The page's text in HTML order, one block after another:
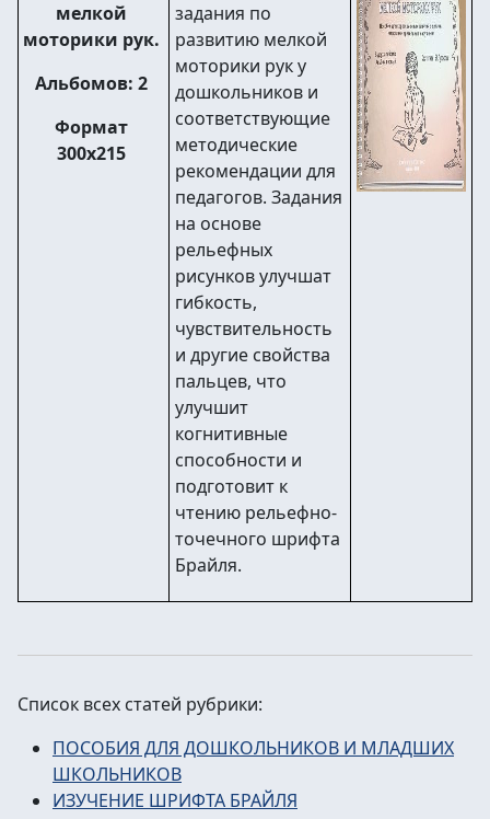
мелкой
моторики рук.
Альбомов: 2
Формат
300х215
задания по
развитию мелкой
моторики рук у
дошкольников и
соответствующие
методические
рекомендации для
педагогов. Задания
на основе
рельефных
рисунков улучшат
гибкость,
чувствительность
и другие свойства
пальцев, что
улучшит
когнитивные
способности и
подготовит к
чтению рельефно-
точечного шрифта
Брайля.
Список всех статей рубрики:
ПОСОБИЯ ДЛЯ ДОШКОЛЬНИКОВ И МЛАДШИХ
ШКОЛЬНИКОВ
ИЗУЧЕНИЕ ШРИФТА БРАЙЛЯ